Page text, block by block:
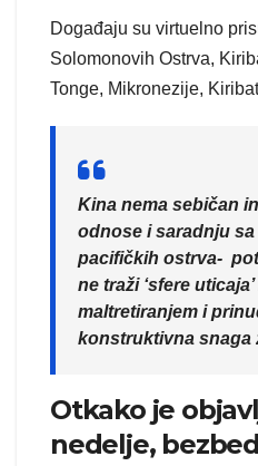
Događaju su virtuelno
Solomonovih Ostrva,
Tonge, Mikronezije,
Kina nema sebičan
odnose i saradnju sa
pacifičkih ostrva-
ne traži ‘sfere
maltretiranjem i
konstruktivna snaga
Otkako je
nedelje,